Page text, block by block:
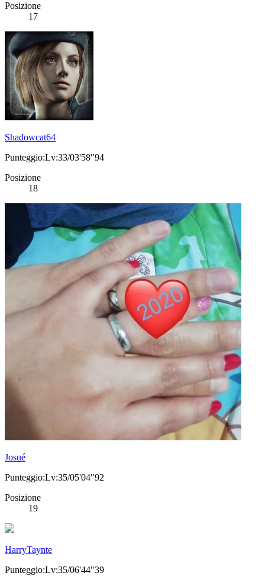
Posizione
17
Shadowcat64
Punteggio:Lv:33/03'58"94
Posizione
18
Josué
Punteggio:Lv:35/05'04"92
Posizione
19
HarryTaynte
Punteggio:Lv:35/06'44"39